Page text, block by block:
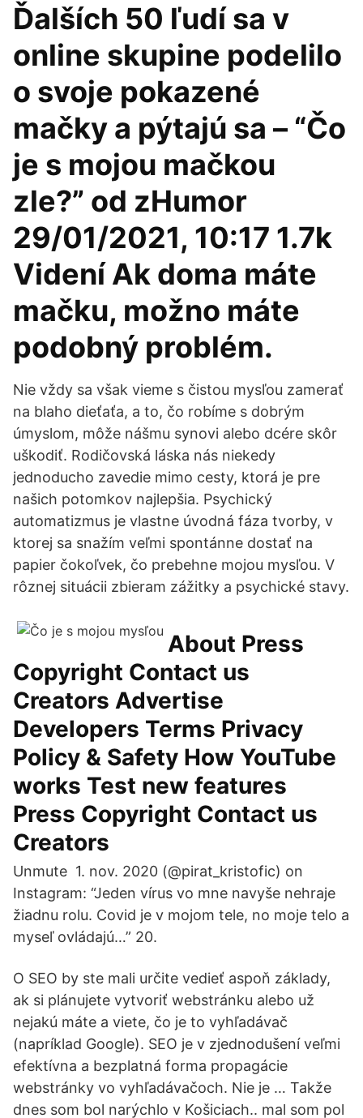
Ďalších 50 ľudí sa v
online skupine podelilo
o svoje pokazené
mačky a pýtajú sa – “Čo
je s mojou mačkou
zle?” od zHumor
29/01/2021, 10:17 1.7k
Videní Ak doma máte
mačku, možno máte
podobný problém.
Nie vždy sa však vieme s čistou mysľou zamerať
na blaho dieťaťa, a to, čo robíme s dobrým
úmyslom, môže nášmu synovi alebo dcére skôr
uškodiť. Rodičovská láska nás niekedy
jednoducho zavedie mimo cesty, ktorá je pre
našich potomkov najlepšia. Psychický
automatizmus je vlastne úvodná fáza tvorby, v
ktorej sa snažím veľmi spontánne dostať na
papier čokoľvek, čo prebehne mojou mysľou. V
rôznej situácii zbieram zážitky a psychické stavy.
About Press
Copyright Contact us
Creators Advertise
Developers Terms Privacy
Policy & Safety How YouTube
works Test new features
Press Copyright Contact us
Creators
Unmute 1. nov. 2020 (@pirat_kristofic) on
Instagram: “Jeden vírus vo mne navyše nehraje
žiadnu rolu. Covid je v mojom tele, no moje telo a
myseľ ovládajú…” 20.
O SEO by ste mali určite vedieť aspoň základy,
ak si plánujete vytvoriť webstránku alebo už
nejakú máte a viete, čo je to vyhľadávač
(napríklad Google). SEO je v zjednodušení veľmi
efektívna a bezplatná forma propagácie
webstránky vo vyhľadávačoch. Nie je … Takže
dnes som bol narýchlo v Košiciach.. mal som pol